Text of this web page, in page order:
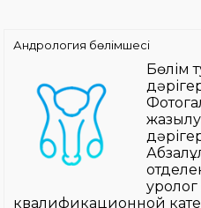
Андрология бөлімшесі
Бөлім
квалификационной